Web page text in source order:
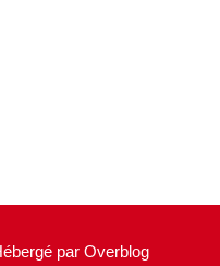
par Overblog